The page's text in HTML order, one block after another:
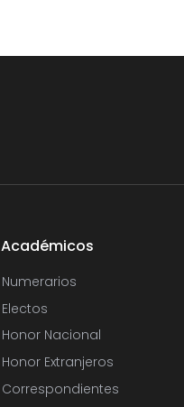
Académicos
Numerarios
Electos
Honor Nacional
Honor Extranjeros
Correspondientes